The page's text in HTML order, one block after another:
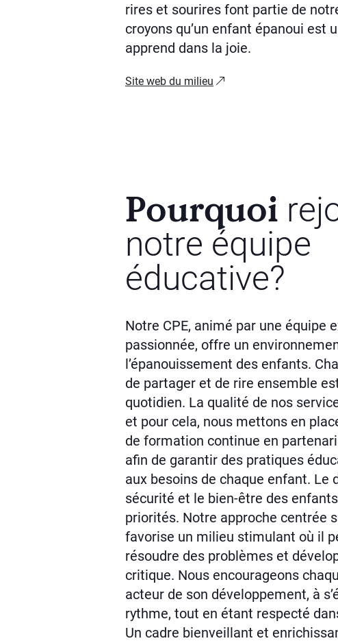
rires et sourires font partie de
croyons qu’un enfant épanoui est
apprend dans la joie.
Site web du milieu
Pourquoi
notre équipe
éducative?
Notre CPE, animé par une équipe
passionnée, offre un
l’épanouissement des enfants.
de partager et de rire ensemble
quotidien. La qualité de nos
et pour cela, nous mettons en
de formation continue en
afin de garantir des pratiques
aux besoins de chaque enfant. Le
sécurité et le bien-être des
priorités. Notre approche centrée
favorise un milieu stimulant où il
résoudre des problèmes et
critique. Nous encourageons
acteur de son développement, à
rythme, tout en étant respecté
Un cadre bienveillant et